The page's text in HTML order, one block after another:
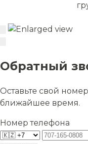
Обратный
Оставьте свой
ближайшее время.
Номер телефона